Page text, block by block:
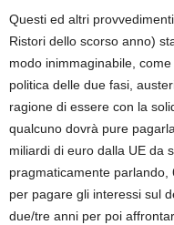
Questi ed altri
Ristori dello scorso anno)
modo inimmaginabile,
politica delle due fasi,
ragione di essere con la
qualcuno dovrà pure
miliardi di euro dalla UE da
pragmaticamente
per pagare gli interessi sul
due/tre anni per poi